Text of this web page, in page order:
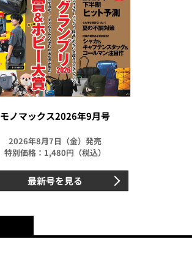
モノマックス2026年9月号
2026年8月7日（金）発売
特別価格：1,480円（税込）
最新号を見る